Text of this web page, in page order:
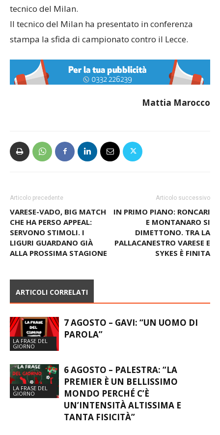
tecnico del Milan.
Il tecnico del Milan ha presentato in conferenza
stampa la sfida di campionato contro il Lecce.
Mattia Marocco
Articolo precedente
VARESE-VADO, BIG MATCH
CHE HA PERSO APPEAL:
SERVONO STIMOLI. I
LIGURI GUARDANO GIÀ
ALLA PROSSIMA STAGIONE
Articolo successivo
IN PRIMO PIANO: RONCARI
E MONTANARO SI
DIMETTONO. TRA LA
PALLACANESTRO VARESE E
SYKES È FINITA
ARTICOLI CORRELATI
LA FRASE DEL
GIORNO
7 AGOSTO – GAVI: “UN UOMO DI
PAROLA”
LA FRASE DEL
GIORNO
6 AGOSTO – PALESTRA: “LA
PREMIER È UN BELLISSIMO
MONDO PERCHÉ C’È
UN’INTENSITÀ ALTISSIMA E
TANTA FISICITÀ”